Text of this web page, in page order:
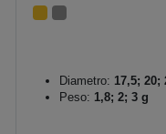
Diametro: 17,5; 20;
Peso: 1,8; 2; 3 g